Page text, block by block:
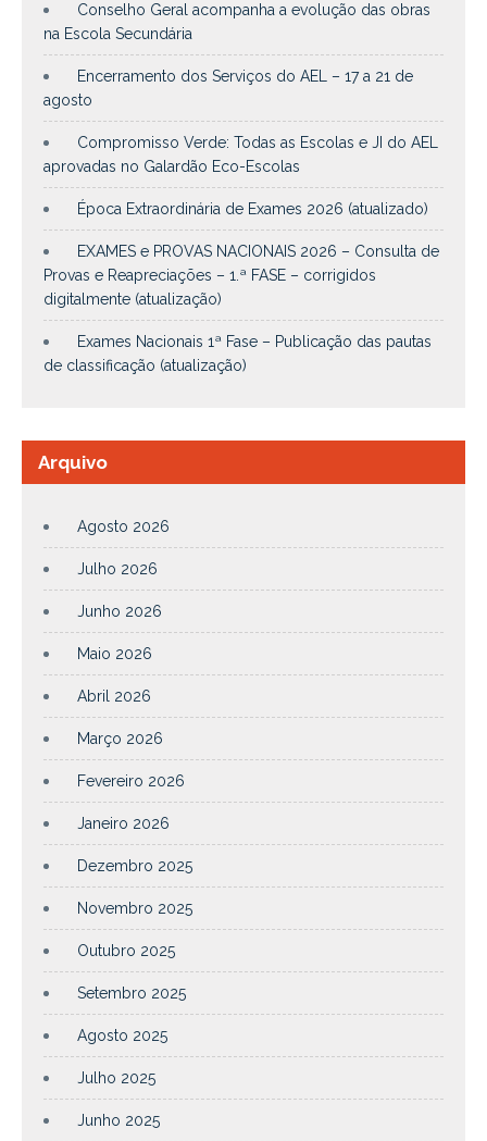
Conselho Geral acompanha a evolução das obras
na Escola Secundária
Encerramento dos Serviços do AEL – 17 a 21 de
agosto
Compromisso Verde: Todas as Escolas e JI do AEL
aprovadas no Galardão Eco-Escolas
Época Extraordinária de Exames 2026 (atualizado)
EXAMES e PROVAS NACIONAIS 2026 – Consulta de
Provas e Reapreciações – 1.ª FASE – corrigidos
digitalmente (atualização)
Exames Nacionais 1ª Fase – Publicação das pautas
de classificação (atualização)
Arquivo
Agosto 2026
Julho 2026
Junho 2026
Maio 2026
Abril 2026
Março 2026
Fevereiro 2026
Janeiro 2026
Dezembro 2025
Novembro 2025
Outubro 2025
Setembro 2025
Agosto 2025
Julho 2025
Junho 2025